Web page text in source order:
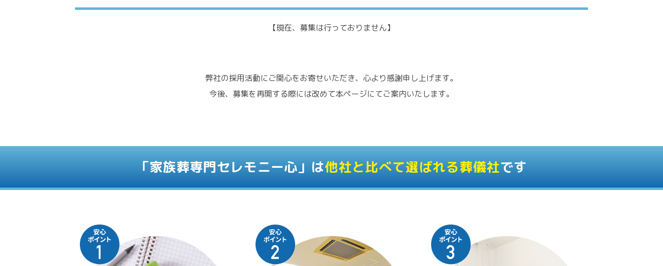
【現在、募集は行っておりません】
弊社の採用活動にご関心をお寄せいただき、心より感謝申し上げます。
今後、募集を再開する際には改めて本ページにてご案内いたします。
「家族葬専門セレモニー心」は他社と比べて選ばれる葬儀社です